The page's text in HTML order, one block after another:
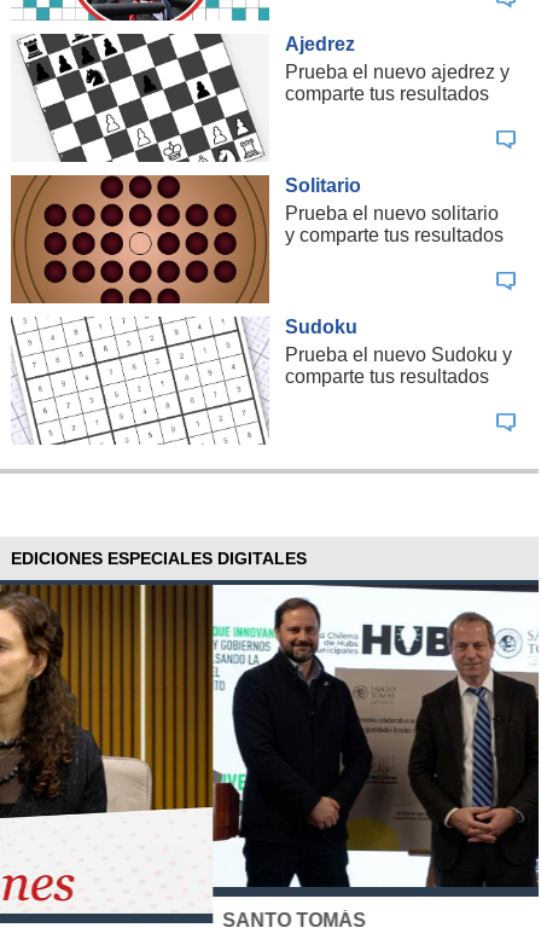
Ajedrez
Prueba el nuevo ajedrez y
comparte tus resultados
Solitario
Prueba el nuevo solitario
y comparte tus resultados
Sudoku
Prueba el nuevo Sudoku y
comparte tus resultados
EDICIONES ESPECIALES DIGITALES
SANTO TOMÁS